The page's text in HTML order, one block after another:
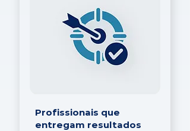
Profissionais que
entregam resultados